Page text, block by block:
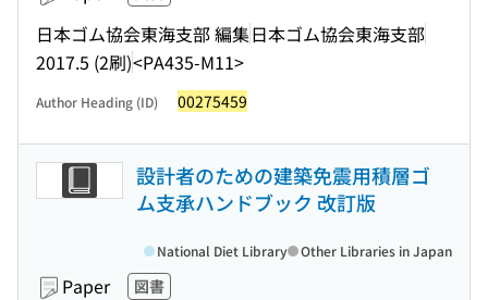
日本ゴム協会東海支部 編集日本ゴム協会東海支部
2017.5 (2刷)<PA435-M11>
Author Heading (ID) 00275459
設計者のための建築免震用積層ゴ
ム支承ハンドブック 改訂版
Paper 図書
National Diet Library Other Libraries in Japan